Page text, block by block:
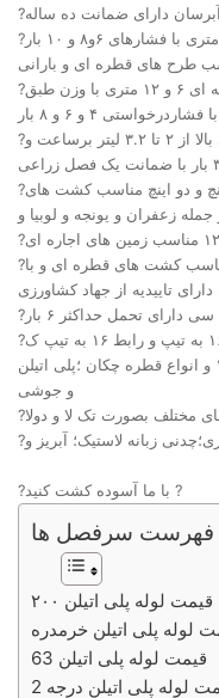
?
?لوله های سایز ۱۶ تا ۱۲۵ بصورت کلافی ۱۰۰ متری با فشارهای ۶و۸ و ۱۰ بار
طرح های قطره ای و بارانی
?لوله های شش و هشت و ده اینچ بصورت شاخه ای ۶ و ۱۲ متری با وزن طبق
?۱۰ سانت و۲۰ سانت دارای آبدهی بالا از ۲ تا ۳.۲ لیتر برساعت و
?لوله های تاشو بارانی درسایزهای یک اینچ و دو اینچ مناسب کشت های
?لوله های نخدار از سایز ۶۳ تا سایز ۲۰۰ م.م مناسب کشت های قطره ای و با
تاییدیه از جهاد کشاورزی
تحمل حداکثر ۶ بار
?اتصالات قطره ای شامل شیر ۱۶به ۱۶ و شیر ۱۶ به تیپ و رابط ۱۶ به تیپ ک
رابط تیپ به تیپ و واشر باز ۱۶ و واشر کور ۱۶ و انواع قطره چکان ؛پلی اتیلن
و جوشی
مختلف بصورت تک لا و دولا
?با ما آسوده کشت کنید ?
فهرست سرفصل ها
قیمت لوله پلی اتیلن ۲۰۰
لوله پلی اتیلن خرمدره
قیمت لوله پلی اتیلن 63
لوله پلی اتیلن درجه 2